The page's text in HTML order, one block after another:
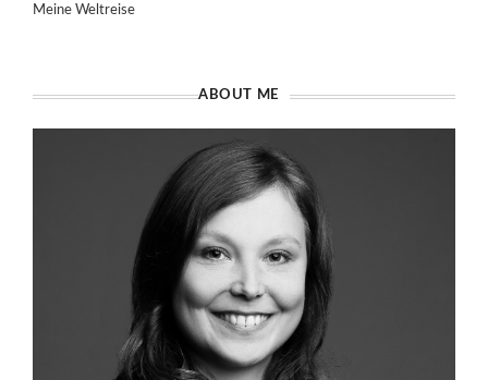
Meine Weltreise
ABOUT ME